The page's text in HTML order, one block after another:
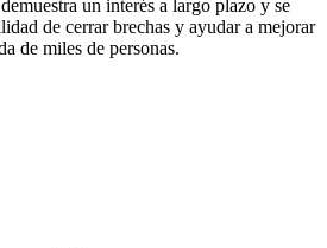
un interés a largo plazo y se
de cerrar brechas y ayudar a mejorar
de miles de personas.